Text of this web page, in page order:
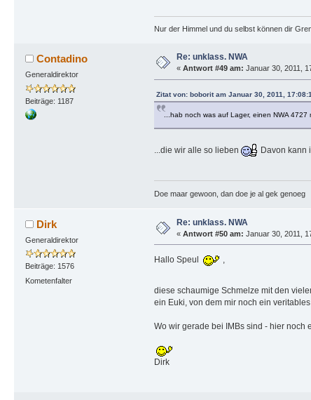
Nur der Himmel und du selbst können dir
Contadino
Generaldirektor
Beiträge: 1187
Re: unklass. NWA
« Antwort #49 am: Januar 30, 2011,
Zitat von: boborit am Januar 30, 2011,
...hab noch was auf Lager, einen NWA
...die wir alle so lieben Davon kann
Doe maar gewoon, dan doe je al gek genoeg
Dirk
Generaldirektor
Beiträge: 1576
Kometenfalter
Re: unklass. NWA
« Antwort #50 am: Januar 30, 2011,
Hallo Speul
diese schaumige Schmelze mit den
ein Euki, von dem mir noch ein
Wo wir gerade bei IMBs sind - hier noch
Dirk